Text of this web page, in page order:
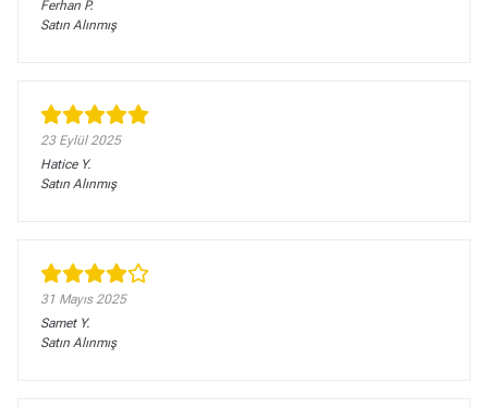
Ferhan P.
Satın Alınmış
23 Eylül 2025
Hatice Y.
Satın Alınmış
31 Mayıs 2025
Samet Y.
Satın Alınmış